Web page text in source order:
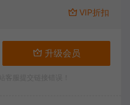
VIP折扣
升级会员